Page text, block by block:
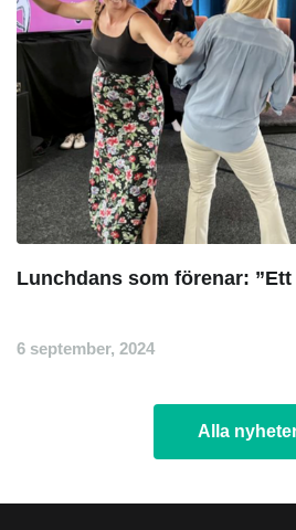
Lunchdans som förenar:
6 september, 2024
Alla